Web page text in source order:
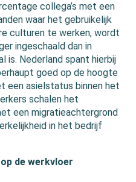
collega’s met een
waar het gebruikelijk
culturen te werken, wordt
ingeschaald dan in
is. Nederland spant hierbij
goed op de hoogte
een asielstatus binnen het
schalen het
een migratieachtergrond
in het bedrijf
de werkvloer